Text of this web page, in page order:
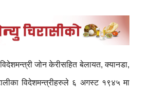
जोन केरीसहित बेलायत, क्यानडा,
विदेशमन्त्रीहरुले ६ अगस्ट १९४५ मा